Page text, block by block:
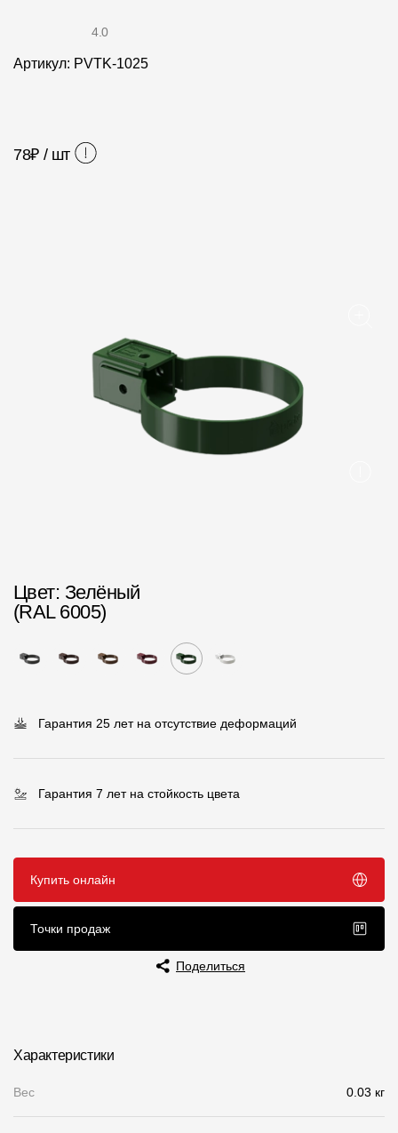
Водостоки
Пластиковые водосточные системы
Металлические водосточные системы
Документация
Документация
Инструкции по монтажу
Рекламные материалы
Сертификаты
Гарантии
Текстуры
Фото объектов
Вопрос-ответ/Faq
Конструктор
Калькулятор
4.0
Артикул: PVTK-1025
78₽ / шт
Цвет: Зелёный
(RAL 6005)
Гарантия 25 лет на отсутствие деформаций
Гарантия 7 лет на стойкость цвета
Купить онлайн
Точки продаж
Поделиться
Характеристики
Вес 0.03 кг